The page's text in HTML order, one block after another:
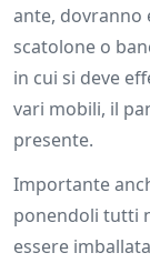
ante, dovranno
scatolone o
in cui si deve
vari mobili, il
presente.
Importante
ponendoli tutti
essere